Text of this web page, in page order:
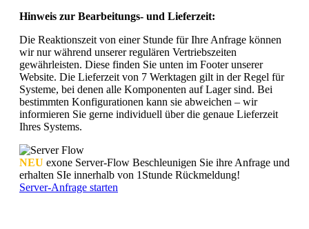
Hinweis zur Bearbeitungs- und Lieferzeit:
Die Reaktionszeit von einer Stunde für Ihre Anfrage können
wir nur während unserer regulären Vertriebszeiten
gewährleisten. Diese finden Sie unten im Footer unserer
Website. Die Lieferzeit von 7 Werktagen gilt in der Regel für
Systeme, bei denen alle Komponenten auf Lager sind. Bei
bestimmten Konfigurationen kann sie abweichen – wir
informieren Sie gerne individuell über die genaue Lieferzeit
Ihres Systems.
NEU exone Server-Flow Beschleunigen Sie ihre Anfrage und
erhalten SIe innerhalb von 1Stunde Rückmeldung!
Server-Anfrage starten